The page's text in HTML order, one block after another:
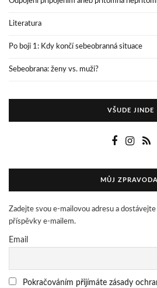
Literatura
Po boji 1: Kdy končí sebeobranná situace
Sebeobrana: ženy vs. muži?
VŠUDE JINDE
MŮJ
Zadejte svou e-mailovou adresu a
příspěvky e-mailem.
Email
Pokračováním přijímáte zásady